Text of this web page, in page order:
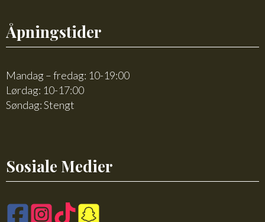
Åpningstider
Mandag – fredag: 10-19:00
Lørdag: 10-17:00
Søndag: Stengt
Sosiale Medier